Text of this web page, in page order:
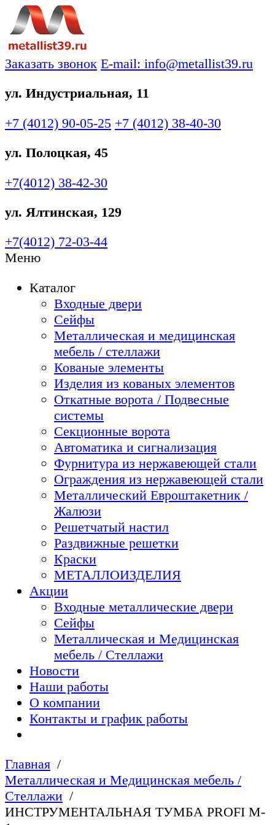
Заказать звонок E-mail: info@metallist39.ru
ул. Индустриальная, 11
+7 (4012) 90-05-25 +7 (4012) 38-40-30
ул. Полоцкая, 45
+7(4012) 38-42-30
ул. Ялтинская, 129
+7(4012) 72-03-44
Меню
Каталог
Входные двери
Сейфы
Металлическая и медицинская
мебель / стеллажи
Кованые элементы
Изделия из кованых элементов
Откатные ворота / Подвесные
системы
Секционные ворота
Автоматика и сигнализация
Фурнитура из нержавеющей стали
Ограждения из нержавеющей стали
Металлический Евроштакетник /
Жалюзи
Решетчатый настил
Раздвижные решетки
Краски
МЕТАЛЛОИЗДЕЛИЯ
Акции
Входные металлические двери
Сейфы
Металлическая и Медицинская
мебель / Стеллажи
Новости
Наши работы
О компании
Контакты и график работы
Главная
Металлическая и Медицинская мебель /
Стеллажи
ИНСТРУМЕНТАЛЬНАЯ ТУМБА PROFI M-